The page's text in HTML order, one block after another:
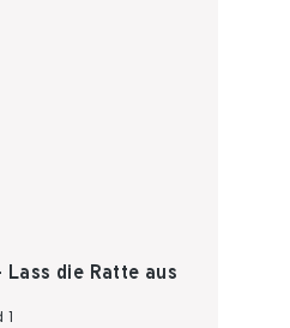
die Ratte aus
1